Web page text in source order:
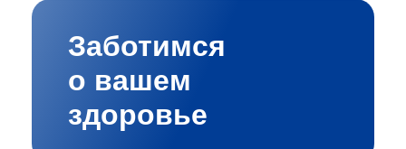
Заботимся
о вашем
здоровье